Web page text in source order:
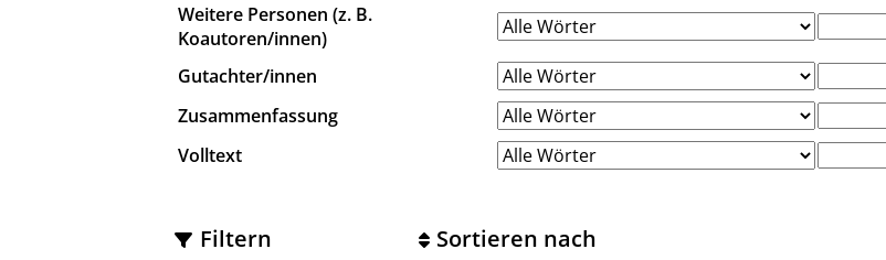
Weitere Personen (z. B.
Koautoren/innen)
Gutachter/innen
Zusammenfassung
Volltext
Filtern Sortieren nach